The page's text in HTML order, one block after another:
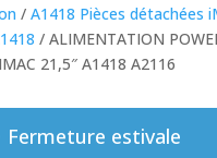
/ A1418 Pièces détachées
/ ALIMENTATION
21,5″ A1418 A2116
estivale